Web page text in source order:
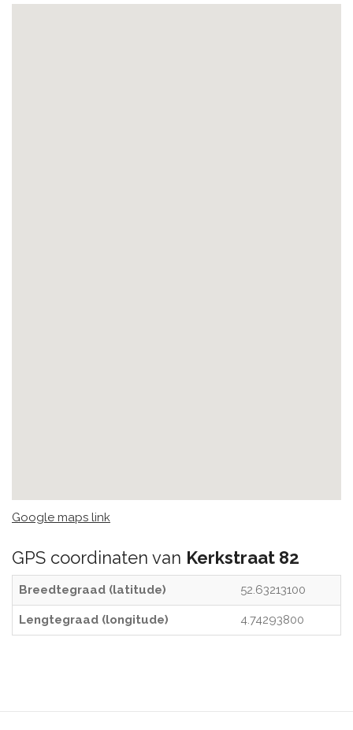
Google maps link
GPS coordinaten van Kerkstraat 82
Breedtegraad (latitude) 52.63213100
Lengtegraad (longitude) 4.74293800